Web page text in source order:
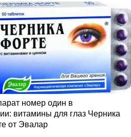
номер один в
витамины для глаз Черника
от Эвалар